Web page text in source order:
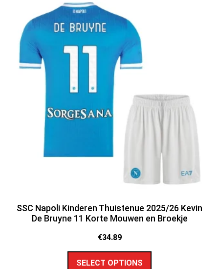
SSC Napoli Kinderen Thuistenue 2025/26 Kevin
De Bruyne 11 Korte Mouwen en Broekje
€34.89
SELECT OPTIONS